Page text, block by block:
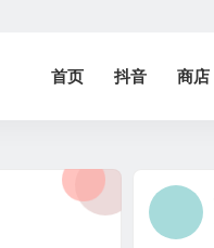
首页 抖音 商店